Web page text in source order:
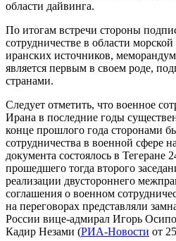
области дайвинга.
По итогам встречи стороны
сотрудничестве в области
иранских источников,
является первым в своем роде,
странами.
Следует отметить, что военное
Ирана в последние годы
конце прошлого года сторонами
сотрудничества в военной сфере
документа состоялось в Тегеране
прошедшего тогда второго
реализации двустороннего
соглашения о военном
на переговорах представляли
России вице-адмирал Игорь
Кадир Незами (РИА-Новости от